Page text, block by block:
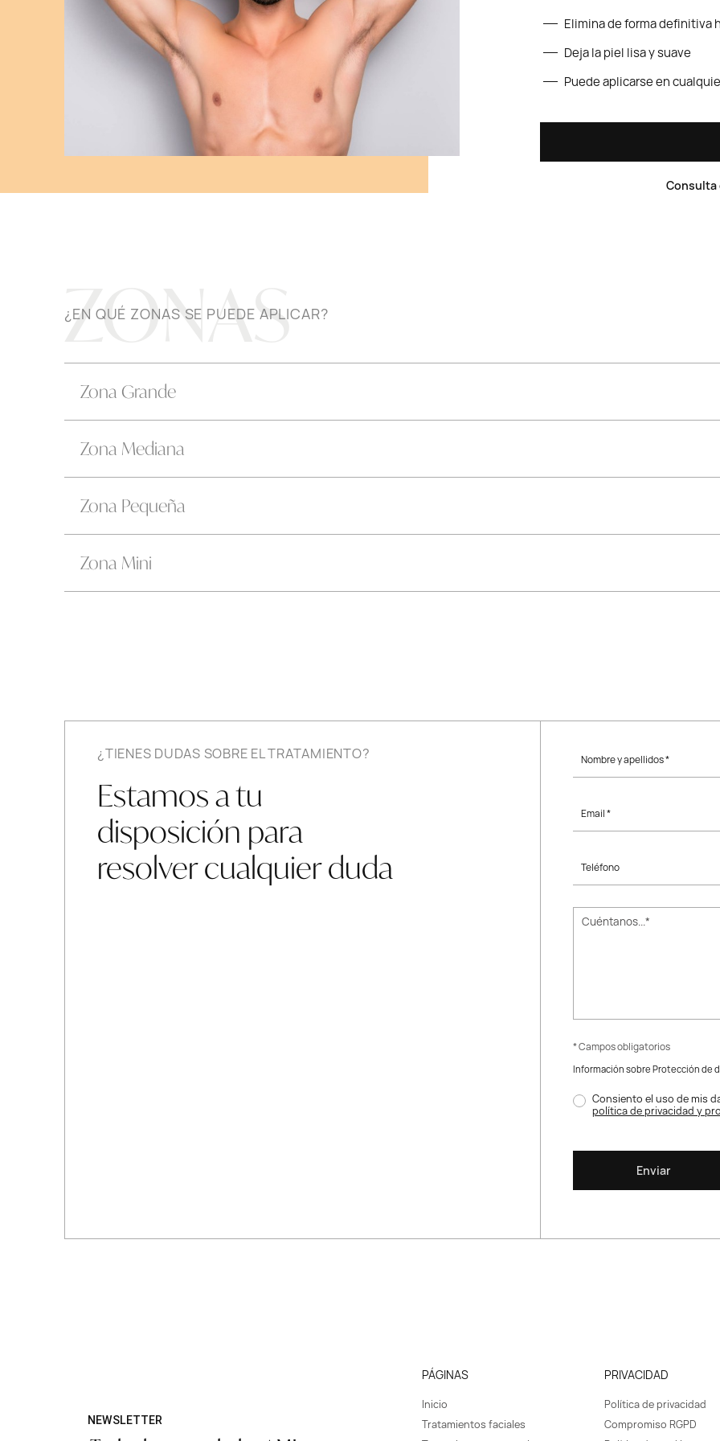
Elimina de forma definitiva
Deja la piel lisa y suave
Puede aplicarse en
Consulta
ZONAS
¿EN QUÉ ZONAS SE PUEDE APLICAR?
Zona Grande
Zona Mediana
Zona Pequeña
Zona Mini
¿TIENES DUDAS SOBRE EL TRATAMIENTO?
Estamos a tu
disposición para
resolver cualquier duda
Nombre y apellidos *
Email *
Teléfono
* Campos obligatorios
Información sobre Protección de
Consiento el uso de mis
política de privacidad y
Enviar
NEWSLETTER
PÁGINAS
Inicio
Tratamientos faciales
PRIVACIDAD
Política de privacidad
Compromiso RGPD